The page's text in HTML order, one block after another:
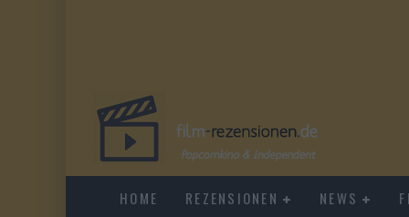
HOME REZENSIONEN NEWS